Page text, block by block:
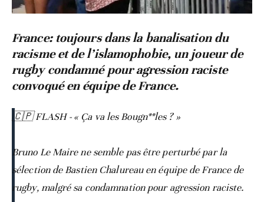
France: toujours dans la banalisation du
racisme et de l’islamophobie, un joueur de
rugby condamné pour agression raciste
convoqué en équipe de France.
🇨🇵 FLASH - « Ça va les Bougn**les ? »
Bruno Le Maire ne semble pas être perturbé par la
sélection de Bastien Chalureau en équipe de France de
rugby, malgré sa condamnation pour agression raciste.